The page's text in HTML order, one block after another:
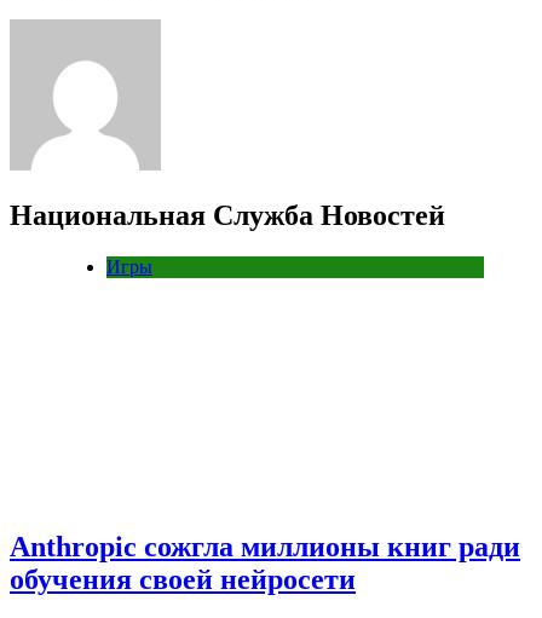
Национальная Служба Новостей
Игры
Anthropic сожгла миллионы книг ради
обучения своей нейросети